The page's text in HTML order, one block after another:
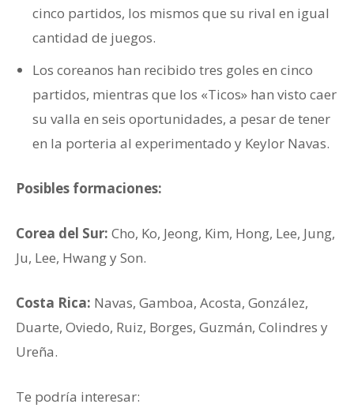
cinco partidos, los mismos que su rival en igual
cantidad de juegos.
Los coreanos han recibido tres goles en cinco
partidos, mientras que los «Ticos» han visto caer
su valla en seis oportunidades, a pesar de tener
en la porteria al experimentado y Keylor Navas.
Posibles formaciones:
Corea del Sur: Cho, Ko, Jeong, Kim, Hong, Lee, Jung,
Ju, Lee, Hwang y Son.
Costa Rica: Navas, Gamboa, Acosta, González,
Duarte, Oviedo, Ruiz, Borges, Guzmán, Colindres y
Ureña.
Te podría interesar: